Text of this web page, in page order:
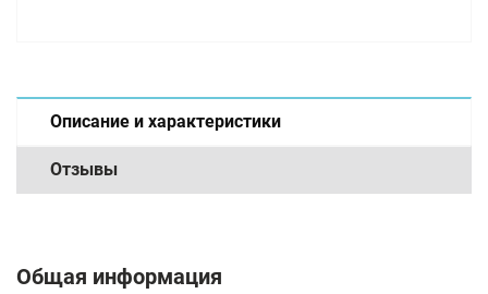
Описание и характеристики
Отзывы
Общая информация